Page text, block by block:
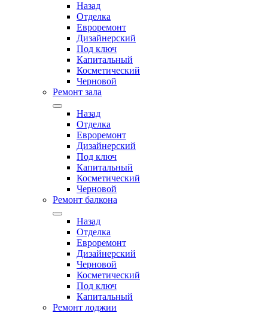
Назад
Отделка
Евроремонт
Дизайнерский
Под ключ
Капитальный
Косметический
Черновой
Ремонт зала
Назад
Отделка
Евроремонт
Дизайнерский
Под ключ
Капитальный
Косметический
Черновой
Ремонт балкона
Назад
Отделка
Евроремонт
Дизайнерский
Черновой
Косметический
Под ключ
Капитальный
Ремонт лоджии